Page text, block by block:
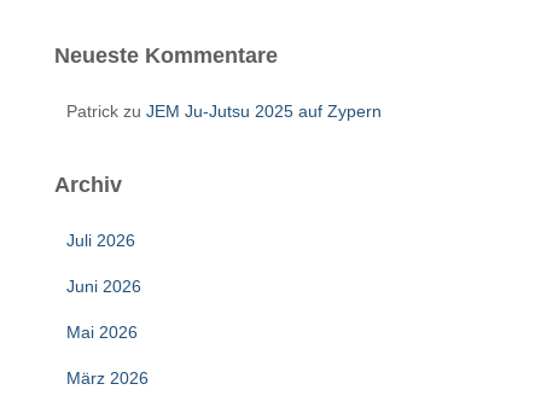
Neueste Kommentare
Patrick zu JEM Ju-Jutsu 2025 auf Zypern
Archiv
Juli 2026
Juni 2026
Mai 2026
März 2026